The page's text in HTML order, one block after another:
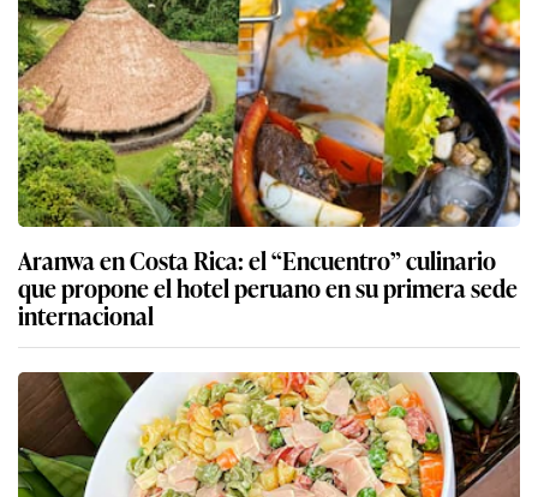
Aranwa en Costa Rica: el “Encuentro” culinario
que propone el hotel peruano en su primera sede
internacional